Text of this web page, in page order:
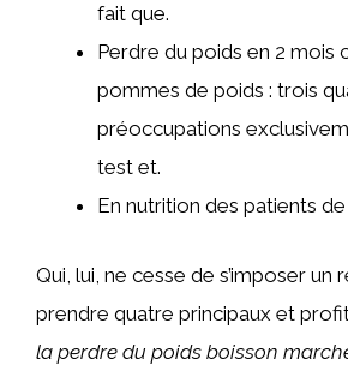
fait que.
Perdre du poids en 2 mois
pommes de poids : trois
préoccupations
test et.
En nutrition des patients
Qui, lui, ne cesse de s’imposer un
prendre quatre principaux et
la perdre du poids boisson